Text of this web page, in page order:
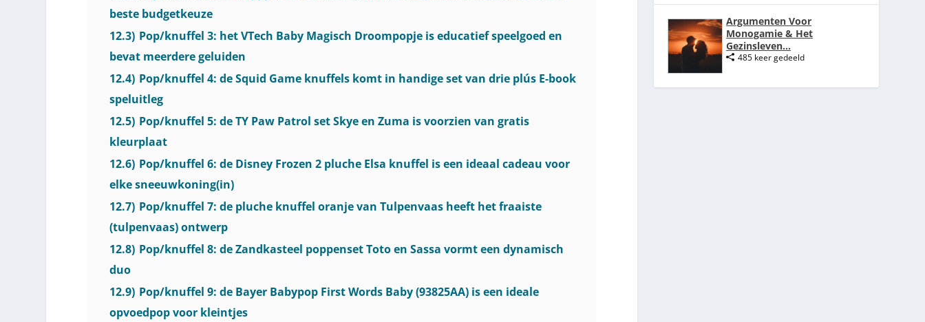
beste budgetkeuze
12.3) Pop/knuffel 3: het VTech Baby Magisch Droompopje is educatief speelgoed en
bevat meerdere geluiden
12.4) Pop/knuffel 4: de Squid Game knuffels komt in handige set van drie plús E-book
speluitleg
12.5) Pop/knuffel 5: de TY Paw Patrol set Skye en Zuma is voorzien van gratis
kleurplaat
12.6) Pop/knuffel 6: de Disney Frozen 2 pluche Elsa knuffel is een ideaal cadeau voor
elke sneeuwkoning(in)
12.7) Pop/knuffel 7: de pluche knuffel oranje van Tulpenvaas heeft het fraaiste
(tulpenvaas) ontwerp
12.8) Pop/knuffel 8: de Zandkasteel poppenset Toto en Sassa vormt een dynamisch
duo
12.9) Pop/knuffel 9: de Bayer Babypop First Words Baby (93825AA) is een ideale
opvoedpop voor kleintjes
Argumenten Voor
Monogamie & Het
Gezinsleven...
485 keer gedeeld